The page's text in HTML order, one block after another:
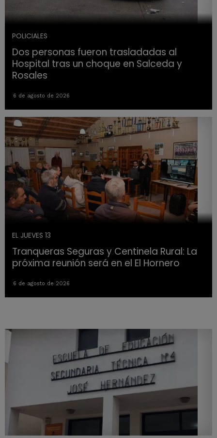
POLICIALES
Dos personas fueron trasladadas al
Hospital tras un choque en Salceda y
Rosales
6 de agosto de 2026
EL JUEVES 13
Tranqueras Seguras y Centinela Rural: La
próxima reunión será en el El Hornero
6 de agosto de 2026